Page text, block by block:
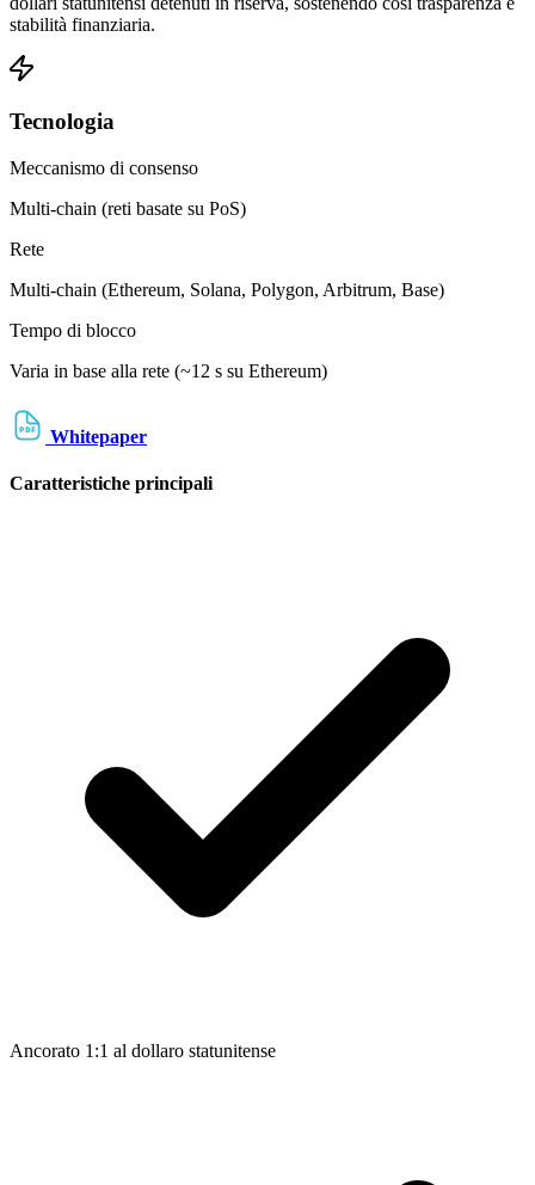
stabilità finanziaria.
Tecnologia
Meccanismo di consenso
Multi-chain (reti basate su PoS)
Rete
Multi-chain (Ethereum, Solana, Polygon, Arbitrum, Base)
Tempo di blocco
Varia in base alla rete (~12 s su Ethereum)
Whitepaper
Caratteristiche principali
Ancorato 1:1 al dollaro statunitense